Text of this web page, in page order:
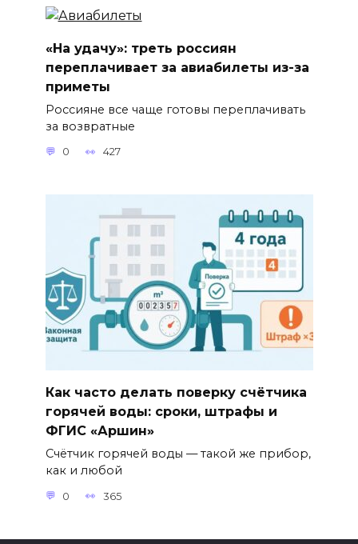
«На удачу»: треть россиян
переплачивает за авиабилеты из-за
приметы
Россияне все чаще готовы переплачивать
за возвратные
0 427
Как часто делать поверку счётчика
горячей воды: сроки, штрафы и
ФГИС «Аршин»
Счётчик горячей воды — такой же прибор,
как и любой
0 365